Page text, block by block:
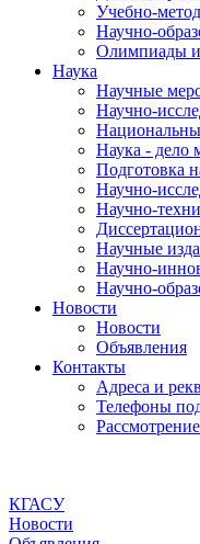
Учебно-
Научно-
Олимпиады
Наука
Научные
Научно-
Наука - дело
Подготовка
Научно-
Научно-
Научные
Научно-
Научно-
Новости
Новости
Объявления
Контакты
Адреса и
Телефоны
КГАСУ
Новости